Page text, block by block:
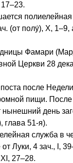
(от полу́), X,
Фамари
Церкви 28
после
пищи.
день
глава 51-я).
служба в
Луки, 4 зач., I,
27–28.